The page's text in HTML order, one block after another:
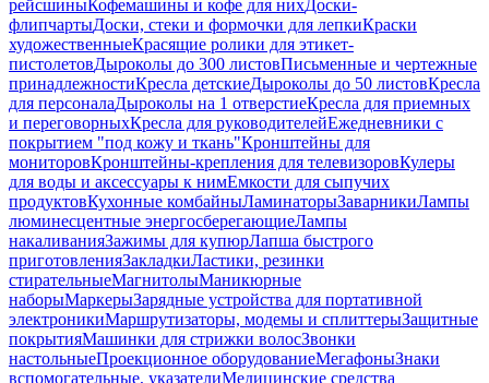
рейсшиныКофемашины и кофе для нихДоски-
флипчартыДоски, стеки и формочки для лепкиКраски
художественныеКрасящие ролики для этикет-
пистолетовДыроколы до 300 листовПисьменные и чертежные
принадлежностиКресла детскиеДыроколы до 50 листовКресла
для персоналаДыроколы на 1 отверстиеКресла для приемных
и переговорныхКресла для руководителейЕжедневники с
покрытием "под кожу и ткань"Кронштейны для
мониторовКронштейны-крепления для телевизоровКулеры
для воды и аксессуары к нимЕмкости для сыпучих
продуктовКухонные комбайныЛаминаторыЗаварникиЛампы
люминесцентные энергосберегающиеЛампы
накаливанияЗажимы для купюрЛапша быстрого
приготовленияЗакладкиЛастики, резинки
стирательныеМагнитолыМаникюрные
наборыМаркерыЗарядные устройства для портативной
электроникиМаршрутизаторы, модемы и сплиттерыЗащитные
покрытияМашинки для стрижки волосЗвонки
настольныеПроекционное оборудованиеМегафоныЗнаки
вспомогательные, указателиМедицинские средства